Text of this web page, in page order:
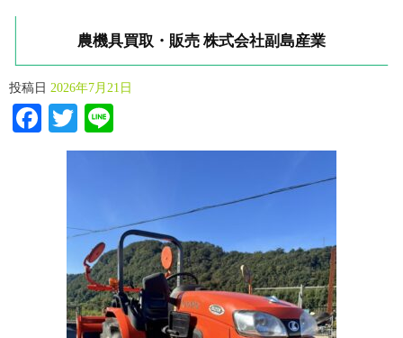
農機具買取・販売 株式会社副島産業
投稿日 2026年7月21日
Facebook
Twitter